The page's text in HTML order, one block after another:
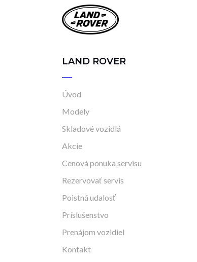
LAND ROVER
Úvod
Modely
Skladové vozidlá
Akcie
Cenová ponuka servisu
Rezervovať servis
Poistná udalosť
Príslušenstvo
Prenájom vozidiel
Kontakt